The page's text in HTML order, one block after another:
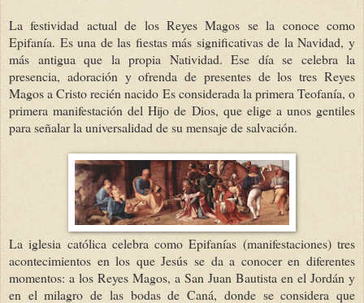
La festividad actual de los Reyes Magos se la conoce como
Epifanía. Es una de las fiestas más significativas de la Navidad, y
más antigua que la propia Natividad. Ese día se celebra la
presencia, adoración y ofrenda de presentes de los tres Reyes
Magos a Cristo recién nacido Es considerada la primera Teofanía, o
primera manifestación del Hijo de Dios, que elige a unos gentiles
para señalar la universalidad de su mensaje de salvación.
La iglesia católica celebra como Epifanías (manifestaciones) tres
acontecimientos en los que Jesús se da a conocer en diferentes
momentos: a los Reyes Magos, a San Juan Bautista en el Jordán y
en el milagro de las bodas de Caná, donde se considera que